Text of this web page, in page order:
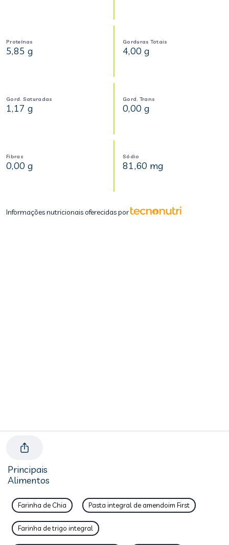
Proteínas
5,85 g
Gorduras Totais
4,00 g
Gord. Saturadas
1,17 g
Gord. Trans
0,00 g
Fibras
0,00 g
Sódio
81,60 mg
Informações nutricionais oferecidas por
Principais
Alimentos
Farinha de Chia Pasta integral de amendoim First
Farinha de trigo integral